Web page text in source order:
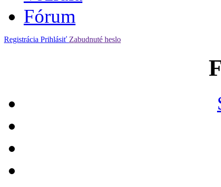
Fórum
Registrácia Prihlásiť Zabudnuté heslo